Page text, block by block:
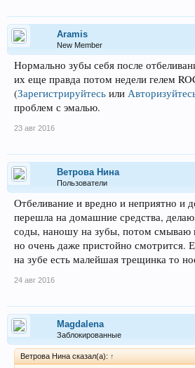
Aramis
New Member
Нормально зубы себя после
их еще правда потом недели гелем
(Зарегистрируйтесь или
проблем с эмалью.
23 авг 2016
Ветрова Нина
Пользователи
Отбеливание и вредно и неприятно и
перешла на домашние средства,
соды, наношу на зубы, потом смываю
но очень даже пристойно смотрится.
на зубе есть малейшая трещинка то
24 авг 2016
Magdalena
Заблокированные
Ветрова Нина сказал(а): ↑